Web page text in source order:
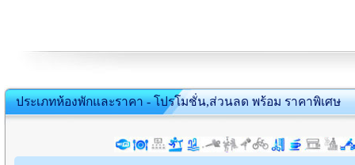
ประเภทห้องพักและราคา - โปรโมชั่น,ส่วนลด พร้อม ราคาพิเศษ